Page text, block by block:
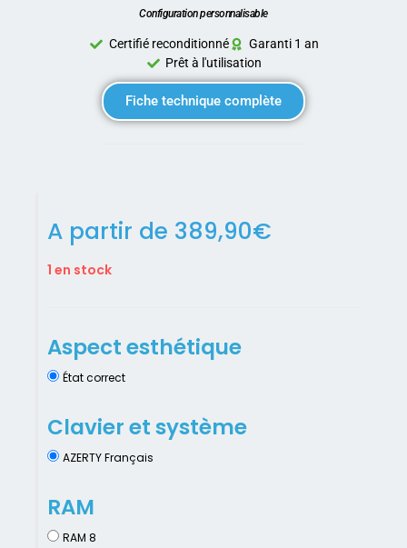
Configuration personnalisable
Certifié reconditionné
Garanti 1 an
Prêt à l'utilisation
Fiche technique complète
A partir de 389,90€
1 en stock
Aspect esthétique
État correct
Clavier et système
AZERTY Français
RAM
RAM 8